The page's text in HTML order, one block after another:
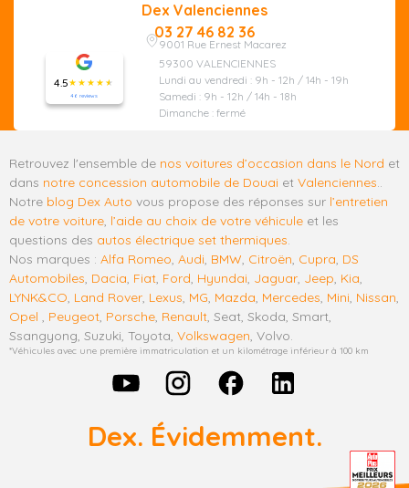
Dex Valenciennes
03 27 46 82 36
4.5
46 reviews
9001 Rue Ernest Macarez
59300 VALENCIENNES
Lundi au vendredi : 9h - 12h / 14h - 19h
Samedi : 9h - 12h / 14h - 18h
Dimanche : fermé
Retrouvez l'ensemble de nos voitures d’occasion dans le Nord et
dans notre concession automobile de Douai et Valenciennes..
Notre blog Dex Auto vous propose des réponses sur l’entretien
de votre voiture, l’aide au choix de votre véhicule et les
questions des autos électrique set thermiques.
Nos marques : Alfa Romeo, Audi, BMW, Citroën, Cupra, DS
Automobiles, Dacia, Fiat, Ford, Hyundai, Jaguar, Jeep, Kia,
LYNK&CO, Land Rover, Lexus, MG, Mazda, Mercedes, Mini, Nissan,
Opel , Peugeot, Porsche, Renault, Seat, Skoda, Smart,
Ssangyong, Suzuki, Toyota, Volkswagen, Volvo.
*Véhicules avec une première immatriculation et un kilométrage inférieur à 100 km
Dex. Évidemment.